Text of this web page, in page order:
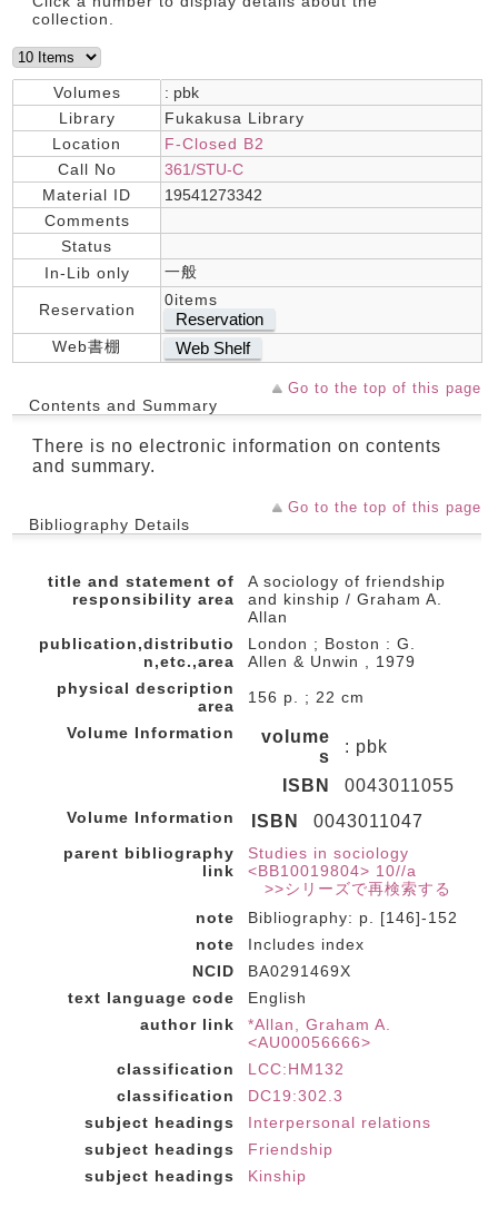
collection.
Volumes
: pbk
Library
Fukakusa Library
Location
F-Closed B2
Call No
361/STU-C
Material ID
19541273342
Comments
Status
In-Lib only
一般
Reservation
0items
Reservation
Web書棚 Web Shelf
Go to the top of this page
Contents and Summary
There is no electronic information on contents
and summary.
Go to the top of this page
Bibliography Details
title and statement of
responsibility area
A sociology of friendship
and kinship / Graham A.
Allan
publication,distributio
n,etc.,area
London ; Boston : G.
Allen & Unwin , 1979
physical description
area
156 p. ; 22 cm
Volume Information
volume
s
: pbk
ISBN 0043011055
Volume Information ISBN 0043011047
parent bibliography
link
Studies in sociology
<BB10019804> 10//a
>>シリーズで再検索する
note
Bibliography: p. [146]-152
note
Includes index
NCID
BA0291469X
text language code
English
author link
*Allan, Graham A.
<AU00056666>
classification
LCC:HM132
classification
DC19:302.3
subject headings
Interpersonal relations
subject headings
Friendship
subject headings
Kinship